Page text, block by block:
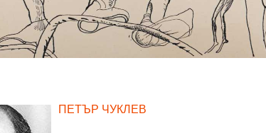
ПЕТЪР ЧУКЛЕВ